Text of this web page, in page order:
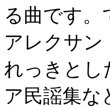
る曲です。
アレクサン
れっきとし
ア民謡集な